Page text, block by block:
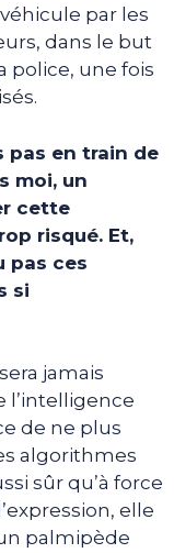
par les
dans le but
police, une fois
pas en train de
moi, un
cette
risqué. Et,
pas ces
si
jamais
l’intelligence
de ne plus
algorithmes
sûr qu’à force
elle
palmipède